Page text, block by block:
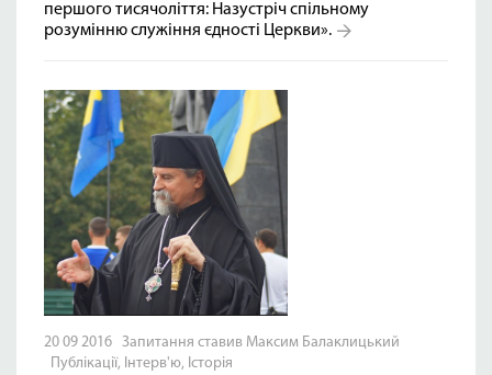
першого тисячоліття: Назустріч спільному
розумінню служіння єдності Церкви».
20 09 2016 Запитання ставив Максим Балаклицький
Публікації, Інтерв'ю, Історія